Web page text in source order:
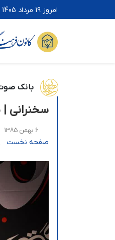
امروز 19 مرداد 1405 - 24 صفر 1448
بانک
سخنرانی |
6 بهمن 1385
صفحه نخست